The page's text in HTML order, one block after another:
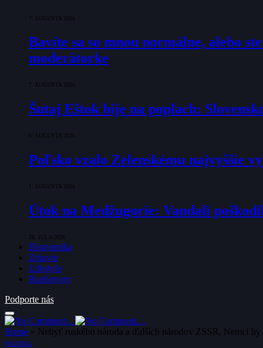
7. AUGUSTA 2026
Bavíte sa so mnou normálne, alebo
moderátorke
7. AUGUSTA 2026
Šutaj Eštok bije na poplach:
6. AUGUSTA 2026
Poľsko vzalo Zelenskému najvyššie
1. AUGUSTA 2026
Útok na Medžugorie: Vandali
28. JÚLA 2026
Ekonomika
Zdravie
Lifestyle
Rozhovory
Podporte nás
Home » Nebyť ruského národa a ďalších národov ZSSR, Nemci
POLITIKA